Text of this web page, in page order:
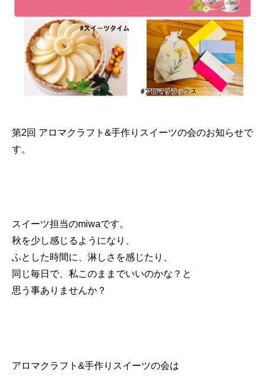
第2回 アロマクラフト&手作りスイーツの会のお知らせで
す。
スイーツ担当のmiwaです。
秋を少し感じるようになり、
ふとした時間に、淋しさを感じたり、
同じ毎日で、私このままでいいのかな？と
思う事ありませんか？
アロマクラフト&手作りスイーツの会は